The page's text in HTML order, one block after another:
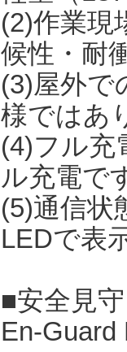
(2)作業現
候性・耐
(3)屋外で
様ではあ
(4)フル充
ル充電で
(5)通信状
LEDで表
■安全見
En-Guard